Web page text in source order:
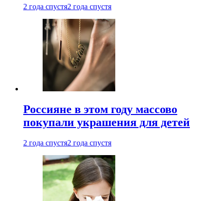
2 года спустя2 года спустя
Россияне в этом году массово
покупали украшения для детей
2 года спустя2 года спустя